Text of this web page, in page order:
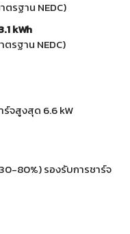
ตรฐาน NEDC)
kWh
ตรฐาน NEDC)
ร์จสูงสุด 6.6 kW
80%) รองรับการชาร์จ